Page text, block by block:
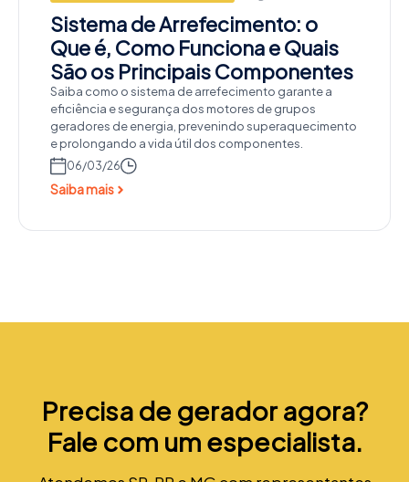
Sistema de Arrefecimento: o
Que é, Como Funciona e Quais
São os Principais Componentes
Saiba como o sistema de arrefecimento garante a
eficiência e segurança dos motores de grupos
geradores de energia, prevenindo superaquecimento
e prolongando a vida útil dos componentes.
06/03/26
Saiba mais
Precisa de gerador agora?
Fale com um especialista.